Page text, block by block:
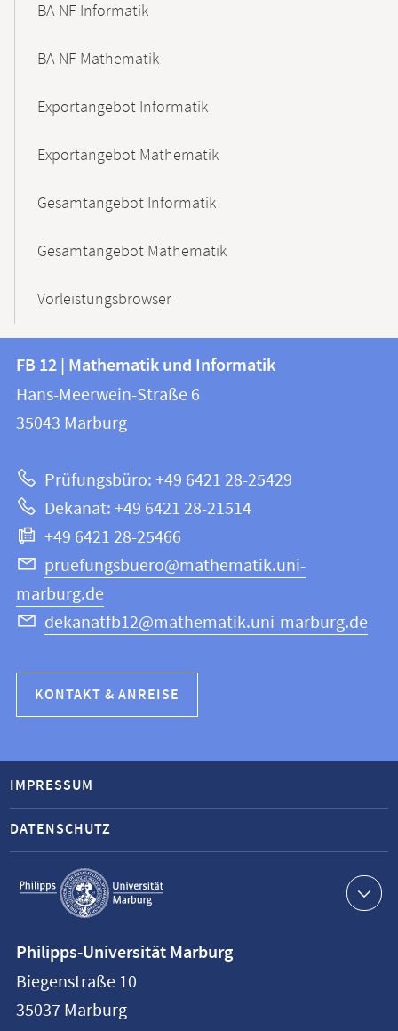
BA-NF Informatik
BA-NF Mathematik
Exportangebot Informatik
Exportangebot Mathematik
Gesamtangebot Informatik
Gesamtangebot Mathematik
Vorleistungsbrowser
Kontakt
und
Informationen
Website
FB
12
|
und
Informatik
FB 12 | Mathematik und Informatik
Hans-Meerwein-Straße 6
35043 Marburg
Prüfungsbüro: +49 6421 28-25429
Dekanat: +49 6421 28-21514
+49 6421 28-25466
pruefungsbuero@mathematik.uni-
marburg.de
dekanatfb12@mathematik.uni-marburg.de
KONTAKT & ANREISE
Service-
Navigation
IMPRESSUM
DATENSCHUTZ
Philipps-
Universität
Marburg
Philipps-Universität Marburg
Biegenstraße 10
35037 Marburg